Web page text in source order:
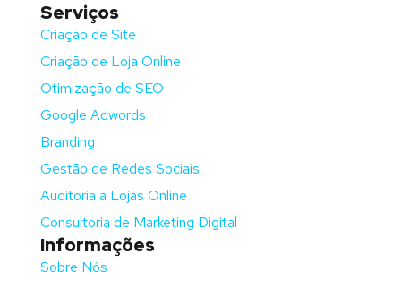
Serviços
Criação de Site
Criação de Loja Online
Otimização de SEO
Google Adwords
Branding
Gestão de Redes Sociais
Auditoria a Lojas Online
Consultoria de Marketing Digital
Informações
Sobre Nós